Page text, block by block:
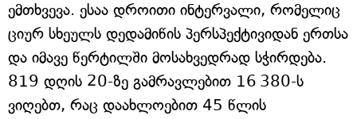
ემთხვევა. ესაა დროითი ინტერვალი, რომელიც
ციურ სხეულს დედამიწის პერსპექტივიდან ერთსა
და იმავე წერტილში მოსახვედრად სჭირდება.
819 დღის 20-ზე გამრავლებით 16 380-ს
ვიღებთ, რაც დაახლოებით 45 წლის